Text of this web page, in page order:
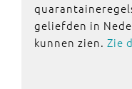
geliefden in
kunnen zien. Zie